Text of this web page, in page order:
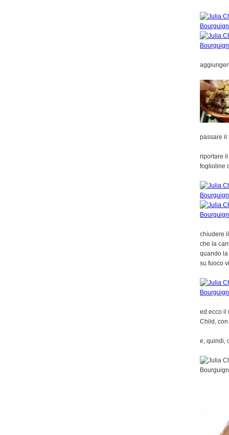
passare il
riportare
foglioline
chiudere
che la
quando la
su fuoco
ed ecco il
Child,
e, quindi,